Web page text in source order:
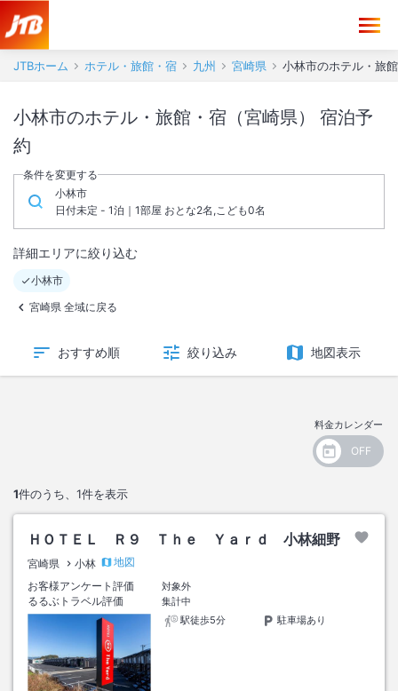
JTBホーム ホテル・旅館・宿 九州 宮崎県 小林市のホテル・旅
小林市のホテル・旅館・宿（宮崎県） 宿泊予
約
条件を変更する
小林市
日付未定 - 1泊｜1部屋 おとな2名,こども0名
詳細エリアに絞り込む
小林市
宮崎県 全域に戻る
おすすめ順 絞り込み 地図表示
料金カレンダー
1件のうち、 1件を表示
ＨＯＴＥＬ Ｒ９ Ｔｈｅ Ｙａｒｄ 小林細野
宮崎県 小林
地図
お客様アンケート評価
対象外
るるぶトラベル評価
集計中
駅徒歩5分
駐車場あり